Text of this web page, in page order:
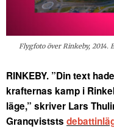
Flygfoto över Rinkeby, 2014.
RINKEBY. ”Din text
krafternas kamp i
läge,” skriver Lars
Granqviststs